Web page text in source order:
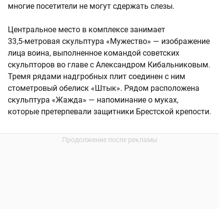
многие посетители не могут сдержать слезы.
Центральное место в комплексе занимает
33,5‑метровая скульптура «Мужество» — изображение
лица воина, выполненное командой советских
скульпторов во главе с Александром Кибальниковым.
Тремя рядами надгробных плит соединен с ним
стометровый обелиск «Штык». Рядом расположена
скульптура «Жажда» — напоминание о муках,
которые претерпевали защитники Брестской крепости.